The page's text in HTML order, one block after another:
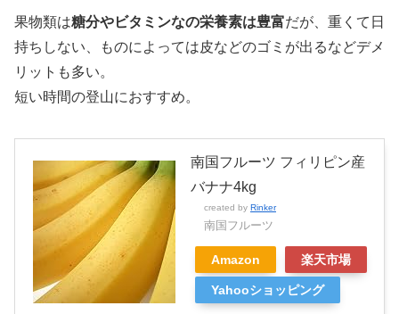
果物類は糖分やビタミンなの栄養素は豊富だが、重くて日
持ちしない、ものによっては皮などのゴミが出るなどデメ
リットも多い。
短い時間の登山におすすめ。
南国フルーツ フィリピン産
バナナ4kg
created by Rinker
南国フルーツ
Amazon 楽天市場
Yahooショッピング